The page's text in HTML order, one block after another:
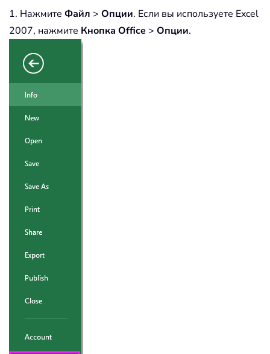
1. Нажмите Файл > Опции. Если вы используете Excel
2007, нажмите Кнопка Office > Опции.